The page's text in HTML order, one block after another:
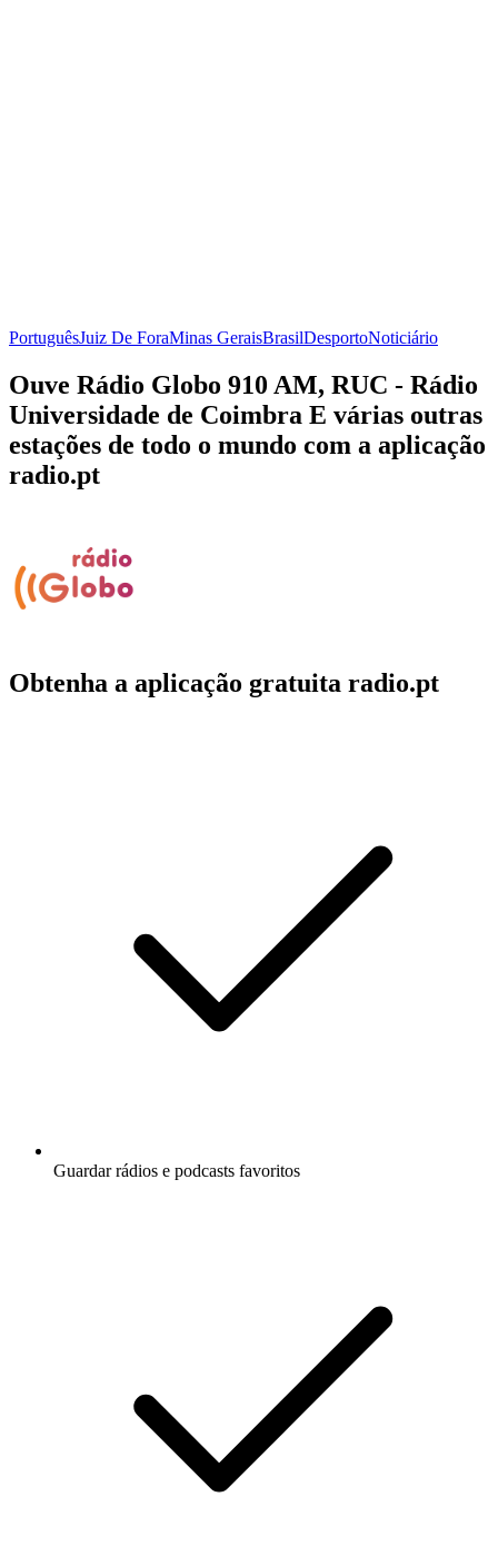
PortuguêsJuiz De ForaMinas GeraisBrasilDesportoNoticiário
Ouve Rádio Globo 910 AM, RUC - Rádio
Universidade de Coimbra E várias outras
estações de todo o mundo com a aplicação
radio.pt
Obtenha a aplicação gratuita radio.pt
Guardar rádios e podcasts favoritos